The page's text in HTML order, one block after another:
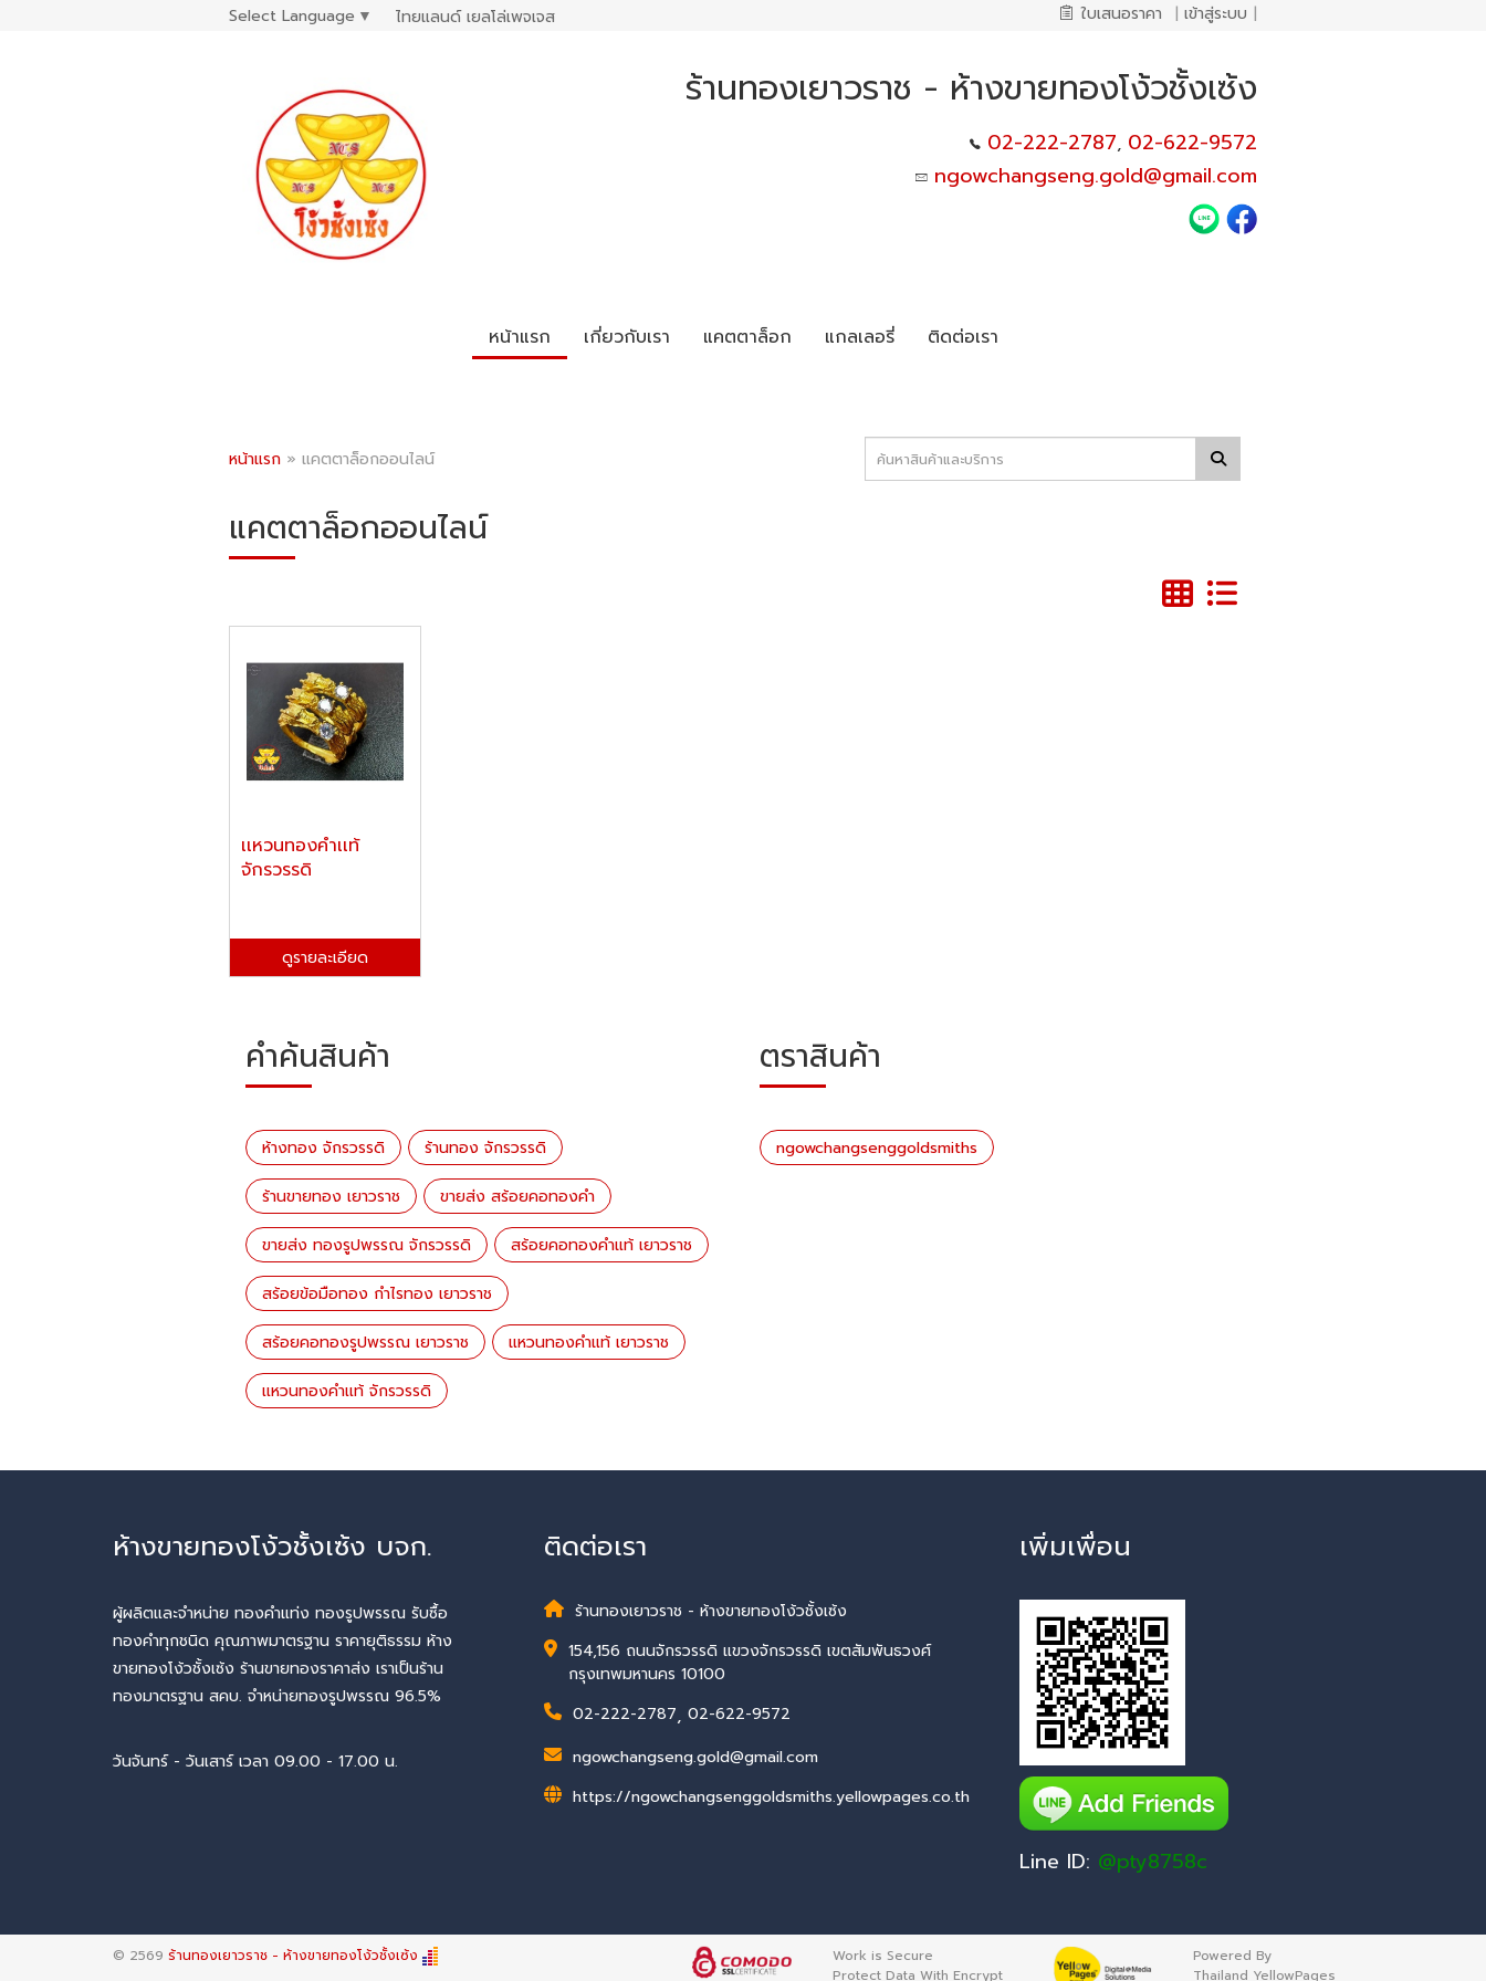
Select Language ▼ ไทยแลนด์ เยลโล่เพจเจส ใบเสนอราคา | เข้าสู่ระบบ |
ร้านทองเยาวราช - ห้างขายทองโง้วชั้งเซ้ง
02-222-2787, 02-622-9572
ngowchangseng.gold@gmail.com
หน้าแรก เกี่ยวกับเรา แคตตาล็อก แกลเลอรี่ ติดต่อเรา
หน้าแรก » แคตตาล็อกออนไลน์
แคตตาล็อกออนไลน์
เเหวนทองคำเเท้
จักรวรรดิ
ดูรายละเอียด
คำค้นสินค้า
ห้างทอง จักรวรรดิ ร้านทอง จักรวรรดิ
ร้านขายทอง เยาวราช ขายส่ง สร้อยคอทองคำ
ขายส่ง ทองรูปพรรณ จักรวรรดิ สร้อยคอทองคำแท้ เยาวราช
สร้อยข้อมือทอง กำไรทอง เยาวราช
สร้อยคอทองรูปพรรณ เยาวราช แหวนทองคำแท้ เยาวราช
เเหวนทองคำเเท้ จักรวรรดิ
ตราสินค้า
ngowchangsenggoldsmiths
ห้างขายทองโง้วชั้งเซ้ง บจก.
ผู้ผลิตและจำหน่าย ทองคำแท่ง ทองรูปพรรณ รับซื้อ
ทองคำทุกชนิด คุณภาพมาตรฐาน ราคายุติธรรม ห้าง
ขายทองโง้วชั้งเซ้ง ร้านขายทองราคาส่ง เราเป็นร้าน
ทองมาตรฐาน สคบ. จำหน่ายทองรูปพรรณ 96.5%
วันจันทร์ - วันเสาร์ เวลา 09.00 - 17.00 น.
ติดต่อเรา
ร้านทองเยาวราช - ห้างขายทองโง้วชั้งเซ้ง
154,156 ถนนจักรวรรดิ แขวงจักรวรรดิ เขตสัมพันธวงศ์
กรุงเทพมหานคร 10100
02-222-2787, 02-622-9572
ngowchangseng.gold@gmail.com
https://ngowchangsenggoldsmiths.yellowpages.co.th
เพิ่มเพื่อน
Line ID: @pty8758c
© 2569 ร้านทองเยาวราช - ห้างขายทองโง้วชั้งเซ้ง
Work is Secure
Protect Data With Encrypt
Powered By
Thailand YellowPages